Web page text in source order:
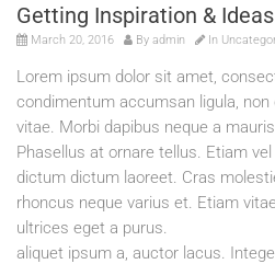
Getting Inspiration & Ideas
March 20, 2016 By admin In
Lorem ipsum dolor sit amet,
condimentum accumsan ligula,
vitae. Morbi dapibus neque a
Phasellus at ornare tellus. Etiam
dictum dictum laoreet. Cras
rhoncus neque varius et. Etiam
ultrices eget a purus.
aliquet ipsum a, auctor lacus.